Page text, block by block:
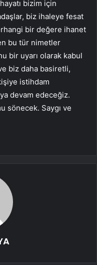
bizim için
biz ihaleye fesat
bir değere ihanet
bu tür nimetler
bir uyarı olarak kabul
biz daha basiretli,
istihdam
devam edeceğiz.
sönecek. Saygı ve